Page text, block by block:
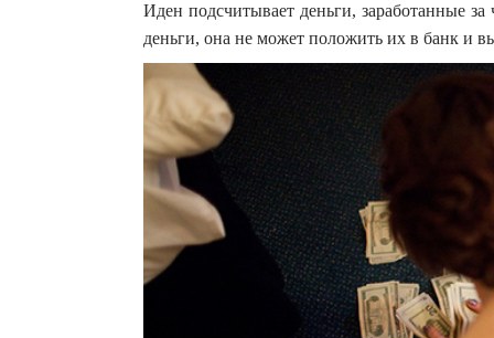
Иден подсчитывает деньги, заработанные
деньги, она не может положить их в банк и